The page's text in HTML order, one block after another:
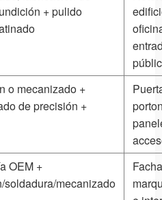
+ pulido
o mecanizado +
de precisión +
OEM +
soldadura/mecanizado